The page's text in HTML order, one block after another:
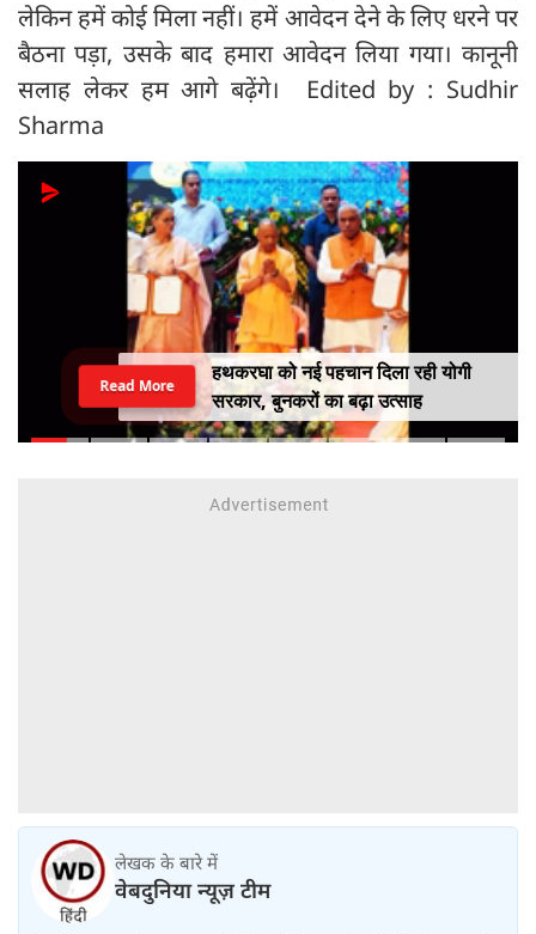
लेकिन हमें कोई मिला नहीं। हमें आवेदन देने के लिए धरने पर
बैठना पड़ा, उसके बाद हमारा आवेदन लिया गया। कानूनी
सलाह लेकर हम आगे बढ़ेंगे। Edited by : Sudhir
Sharma
हथकरघा को नई पहचान दिला रही योगी
सरकार, बुनकरों का बढ़ा उत्साह
Read More
लेखक के बारे में
वेबदुनिया न्यूज़ टीम